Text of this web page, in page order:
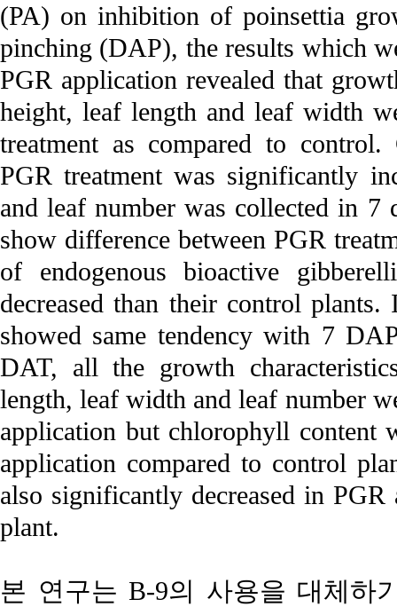
(PA) on inhibition of poinsettia
pinching (DAP), the results which
PGR application revealed that
height, leaf length and leaf width
treatment as compared to
PGR treatment was significantly
and leaf number was collected in
show difference between PGR
of endogenous bioactive
decreased than their control
showed same tendency with 7
DAT, all the growth
length, leaf width and leaf number
application but chlorophyll content
application compared to control
also significantly decreased in
plant.
본 연구는 B-9의 사용을 대체하